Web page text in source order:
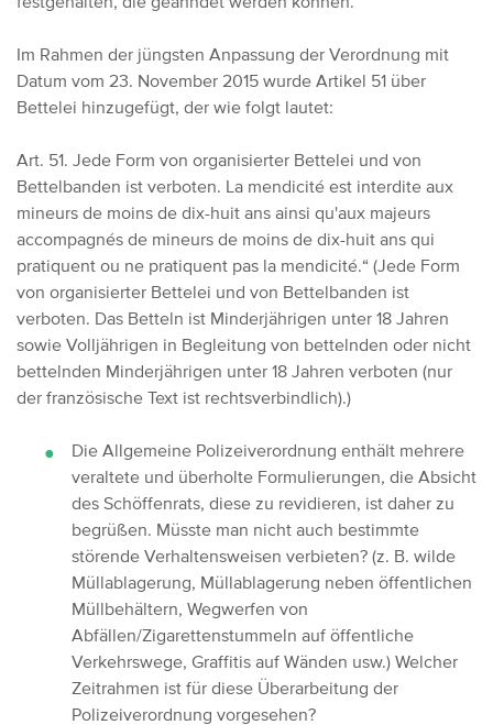
Im Rahmen der jüngsten Anpassung der Verordnung mit
Datum vom 23. November 2015 wurde Artikel 51 über
Bettelei hinzugefügt, der wie folgt lautet:
Art. 51. Jede Form von organisierter Bettelei und von
Bettelbanden ist verboten. La mendicité est interdite aux
mineurs de moins de dix-huit ans ainsi qu'aux majeurs
accompagnés de mineurs de moins de dix-huit ans qui
pratiquent ou ne pratiquent pas la mendicité.“ (Jede Form
von organisierter Bettelei und von Bettelbanden ist
verboten. Das Betteln ist Minderjährigen unter 18 Jahren
sowie Volljährigen in Begleitung von bettelnden oder nicht
bettelnden Minderjährigen unter 18 Jahren verboten (nur
der französische Text ist rechtsverbindlich).)
Die Allgemeine Polizeiverordnung enthält mehrere
veraltete und überholte Formulierungen, die Absicht
des Schöffenrats, diese zu revidieren, ist daher zu
begrüßen. Müsste man nicht auch bestimmte
störende Verhaltensweisen verbieten? (z. B. wilde
Müllablagerung, Müllablagerung neben öffentlichen
Müllbehältern, Wegwerfen von
Abfällen/Zigarettenstummeln auf öffentliche
Verkehrswege, Graffitis auf Wänden usw.) Welcher
Zeitrahmen ist für diese Überarbeitung der
Polizeiverordnung vorgesehen?